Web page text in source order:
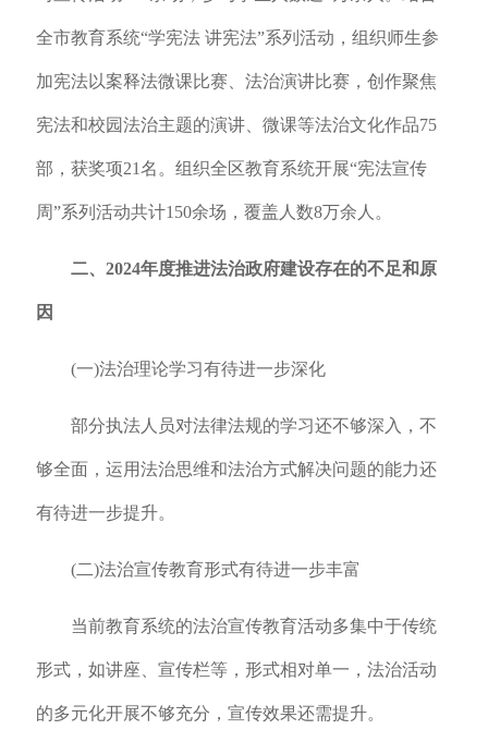
全市教育系统“学宪法 讲宪法”系列活动，组织师生参
加宪法以案释法微课比赛、法治演讲比赛，创作聚焦
宪法和校园法治主题的演讲、微课等法治文化作品75
部，获奖项21名。组织全区教育系统开展“宪法宣传
周”系列活动共计150余场，覆盖人数8万余人。
二、2024年度推进法治政府建设存在的不足和原
因
(一)法治理论学习有待进一步深化
部分执法人员对法律法规的学习还不够深入，不
够全面，运用法治思维和法治方式解决问题的能力还
有待进一步提升。
(二)法治宣传教育形式有待进一步丰富
当前教育系统的法治宣传教育活动多集中于传统
形式，如讲座、宣传栏等，形式相对单一，法治活动
的多元化开展不够充分，宣传效果还需提升。